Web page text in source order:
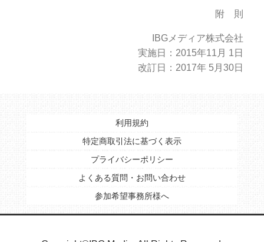
附 則
IBGメディア株式会社
実施日：2015年11月 1日
改訂日：2017年 5月30日
利用規約
特定商取引法に基づく表示
プライバシーポリシー
よくある質問・お問い合わせ
参加希望事務所様へ